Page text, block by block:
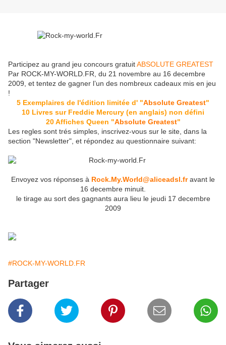
Participez au grand jeu concours gratuitABSOLUTE GREATEST
Par ROCK-MY-WORLD.FR, du 21 novembre au 16 decembre
2009, et tentez de gagner l’un des nombreux cadeaux mis en jeu
!
5 Exemplaires de l'édition limitée d' "Absolute Greatest"
10 Livres sur Freddie Mercury (en anglais) non défini
20 Affiches Queen "Absolute Greatest"
Les regles sont trés simples, inscrivez-vous sur le site, dans la
section "Newsletter", et répondez au questionnaire suivant:
Envoyez vos réponses à Rock.My.World@aliceadsl.fravant le
16 decembre minuit.
le tirage au sort des gagnants aura lieu le jeudi 17 decembre
2009
#ROCK-MY-WORLD.FR
Partager